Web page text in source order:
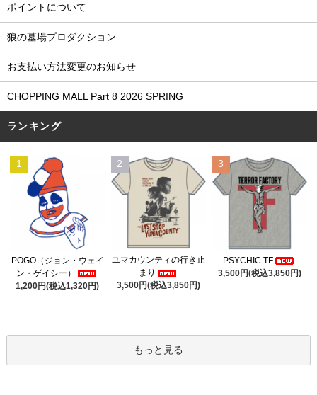
ポイントについて
狼の墓場プロダクション
お支払い方法変更のお知らせ
CHOPPING MALL Part 8 2026 SPRING
ランキング
1
POGO（ジョン・ウェイ
ン・ゲイシー）
1,200円(税込1,320円)
2
ユマカウンティの行き止
まり
3,500円(税込3,850円)
3
PSYCHIC TF
3,500円(税込3,850円)
もっと見る